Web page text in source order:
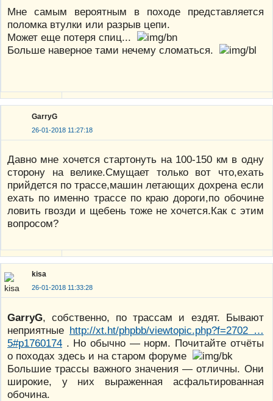
Мне самым вероятным в походе представляется
поломка втулки или разрыв цепи.
Может еще потеря спиц...
Больше наверное тами нечему сломаться.
GarryG
26-01-2018 11:27:18
Давно мне хочется стартонуть на 100-150 км в одну
сторону на велике.Смущает только вот что,ехать
прийдется по трассе,машин летающих дохрена если
ехать по именно трассе по краю дороги,по обочине
ловить гвозди и щебень тоже не хочется.Как с этим
вопросом?
kisa
26-01-2018 11:33:28
GarryG, собственно, по трассам и ездят. Бывают
неприятные http://xt.ht/phpbb/viewtopic.php?f=2702 …
5#p1760174 . Но обычно — норм. Почитайте отчёты
о походах здесь и на старом форуме
Большие трассы важного значения — отличны. Они
широкие, у них выраженная асфальтированная
обочина.